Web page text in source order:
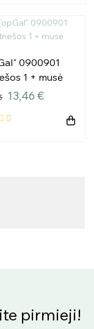
0900901
1 + musė
13,46 €
pirmieji!